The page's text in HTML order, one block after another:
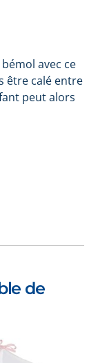
avec ce
être calé entre
peut alors
de